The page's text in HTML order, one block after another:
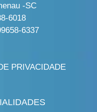
-SC
6018
6337
PRIVACIDADE